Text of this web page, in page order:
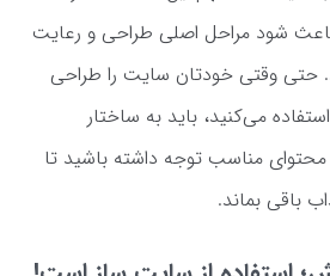
شود مراحل اصلی طراحی و رعایت
حتی وقتی خودتان سایت را طراحی
می‌کنید، باید به ساختار
مناسب توجه داشته باشید تا
باقی بماند.